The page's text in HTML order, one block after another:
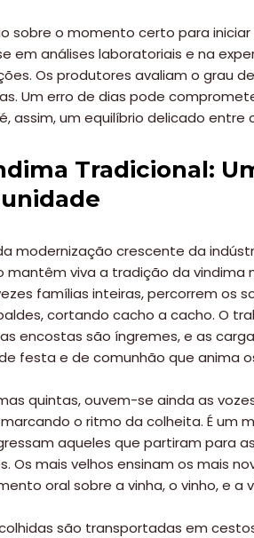
sobre o momento certo para
em análises laboratoriais e na
Os produtores avaliam o grau
Um erro de dias pode
assim, um equilíbrio delicado entre
Tradicional:
modernização crescente da
mantêm viva a tradição da vindima
famílias inteiras, percorrem os
cortando cacho a cacho. O
encostas são íngremes, e as
festa e de comunhão que anima
quintas, ouvem-se ainda as
o ritmo da colheita. É um
aqueles que partiram para
Os mais velhos ensinam os mais
oral sobre a vinha, o vinho, e a
são transportadas em